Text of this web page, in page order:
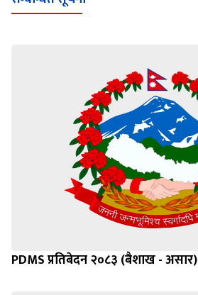
सम्बन्धित सूचना
PDMS प्रतिबेदन २०८३ (बैशाख - असार)